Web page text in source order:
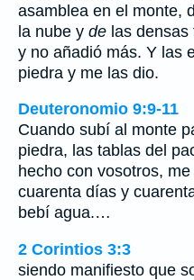
asamblea en el monte,
la nube y de las densas
y no añadió más. Y las
piedra y me las dio.
Deuteronomio 9:9-11
Cuando subí al monte
piedra, las tablas del
hecho con vosotros,
cuarenta días y
bebí agua.…
2 Corintios 3:3
siendo manifiesto que